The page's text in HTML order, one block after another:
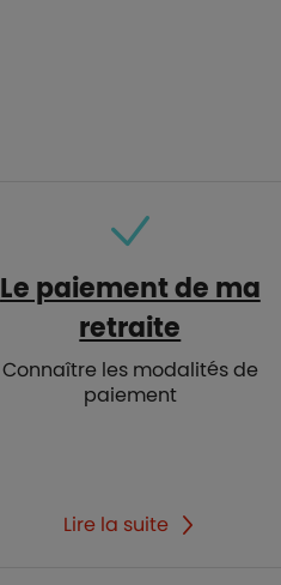
Le paiement de ma
retraite
Connaître les modalités de
paiement
Lire la suite